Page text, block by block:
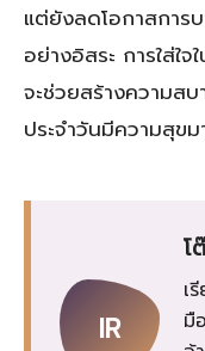
แต่ยังลดโอกาสการ
อย่างอิสระ การใส่ใ
จะช่วยสร้างความสบ
ประจำวันมีความสุข
IR
โ
เ
มื